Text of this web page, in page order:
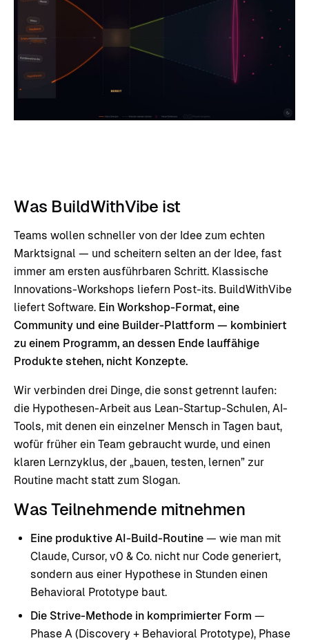
Was BuildWithVibe ist
Teams wollen schneller von der Idee zum echten
Marktsignal — und scheitern selten an der Idee, fast
immer am ersten ausführbaren Schritt. Klassische
Innovations-Workshops liefern Post-its. BuildWithVibe
liefert Software. Ein Workshop-Format, eine
Community und eine Builder-Plattform — kombiniert
zu einem Programm, an dessen Ende lauffähige
Produkte stehen, nicht Konzepte.
Wir verbinden drei Dinge, die sonst getrennt laufen:
die Hypothesen-Arbeit aus Lean-Startup-Schulen, AI-
Tools, mit denen ein einzelner Mensch in Tagen baut,
wofür früher ein Team gebraucht wurde, und einen
klaren Lernzyklus, der „bauen, testen, lernen” zur
Routine macht statt zum Slogan.
Was Teilnehmende mitnehmen
Eine produktive AI-Build-Routine — wie man mit
Claude, Cursor, v0 & Co. nicht nur Code generiert,
sondern aus einer Hypothese in Stunden einen
Behavioral Prototype baut.
Die Strive-Methode in komprimierter Form —
Phase A (Discovery + Behavioral Prototype), Phase